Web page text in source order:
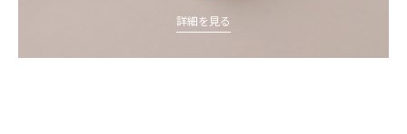
詳細を見る